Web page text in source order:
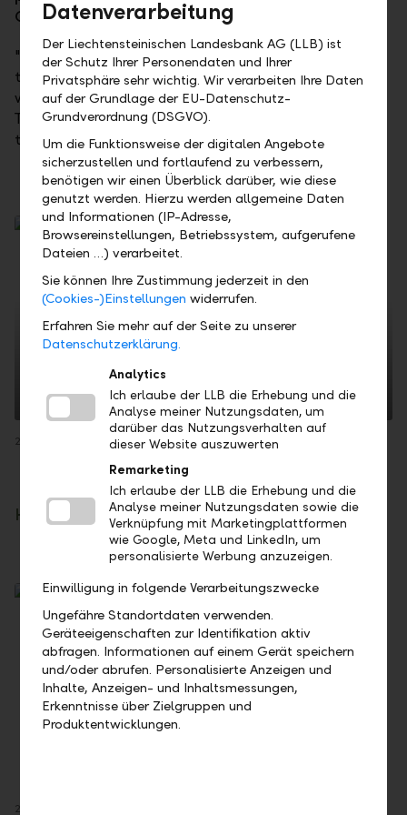
Courtyard so special.
" Emanuel Reiter", "Rääs" and "The Straights
transformed the LLB courtyard into a place filled
with music, emotion, and unforgettable moments.
The special atmosphere, the fantastic music made
this festival truly unforgettable.
26. June 2025: Emanuel Reiter (Pop)
Highlights of past years
27 June 2024: Luigi Panettone – Elvis Aloha from Hawaii (Rock ’n’ Roll)
Datenverarbeitung
Der Liechtensteinischen Landesbank AG (LLB) ist
der Schutz Ihrer Personendaten und Ihrer
Privatsphäre sehr wichtig. Wir verarbeiten Ihre Daten
auf der Grundlage der EU-Datenschutz-
Grundverordnung (DSGVO).
Um die Funktionsweise der digitalen Angebote
sicherzustellen und fortlaufend zu verbessern,
benötigen wir einen Überblick darüber, wie diese
genutzt werden. Hierzu werden allgemeine Daten
und Informationen (IP-Adresse,
Browsereinstellungen, Betriebssystem, aufgerufene
Dateien …) verarbeitet.
Sie können Ihre Zustimmung jederzeit in den
(Cookies-)Einstellungen widerrufen.
Erfahren Sie mehr auf der Seite zu unserer
Datenschutzerklärung.
Analytics
Ich erlaube der LLB die Erhebung und die
Analyse meiner Nutzungsdaten, um
darüber das Nutzungsverhalten auf
dieser Website auszuwerten
Remarketing
Ich erlaube der LLB die Erhebung und die
Analyse meiner Nutzungsdaten sowie die
Verknüpfung mit Marketingplattformen
wie Google, Meta und LinkedIn, um
personalisierte Werbung anzuzeigen.
Einwilligung in folgende Verarbeitungszwecke
Ungefähre Standortdaten verwenden.
Geräteeigenschaften zur Identifikation aktiv
abfragen. Informationen auf einem Gerät speichern
und/oder abrufen. Personalisierte Anzeigen und
Inhalte, Anzeigen- und Inhaltsmessungen,
Erkenntnisse über Zielgruppen und
Produktentwicklungen.